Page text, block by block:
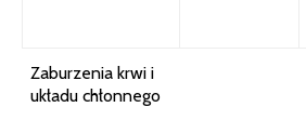
Zaburzenia krwi i
układu chłonnego